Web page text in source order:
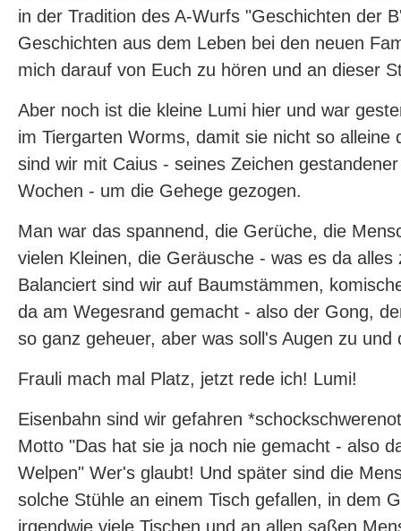
in der Tradition des A-Wurfs "Geschichten der
Geschichten aus dem Leben bei den neuen
mich darauf von Euch zu hören und an dieser
Aber noch ist die kleine Lumi hier und war
im Tiergarten Worms, damit sie nicht so alleine
sind wir mit Caius - seines Zeichen
Wochen - um die Gehege gezogen.
Man war das spannend, die Gerüche, die
vielen Kleinen, die Geräusche - was es da alles
Balanciert sind wir auf Baumstämmen,
da am Wegesrand gemacht - also der Gong,
so ganz geheuer, aber was soll's Augen zu und
Frauli mach mal Platz, jetzt rede ich! Lumi!
Eisenbahn sind wir gefahren
Motto "Das hat sie ja noch nie gemacht - also
Welpen" Wer's glaubt! Und später sind die
solche Stühle an einem Tisch gefallen, in dem
irgendwie viele Tischen und an allen saßen